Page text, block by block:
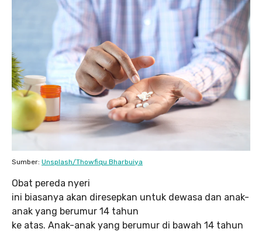
Sumber: Unsplash/Thowfiqu Bharbuiya
Obat pereda nyeri
ini biasanya akan diresepkan untuk dewasa dan anak-
anak yang berumur 14 tahun
ke atas. Anak-anak yang berumur di bawah 14 tahun